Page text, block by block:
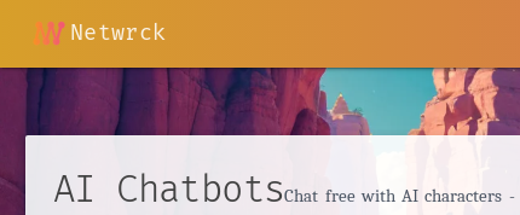
Netwrck
AI ChatbotsChat free with AI characters -